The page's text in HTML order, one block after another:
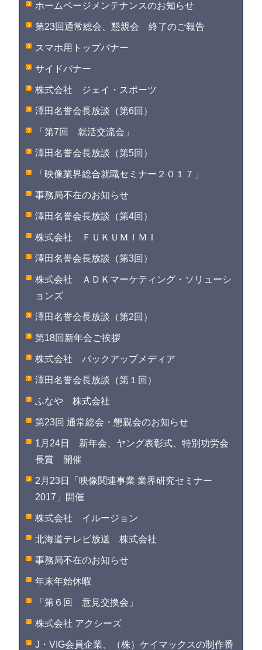
ホームページメンテナンスのお知らせ
第23回通常総会、懇親会 終了のご報告
スマホ用トップバナー
サイドバナー
株式会社 ジェイ・スポーツ
澤田名誉会長放談（第6回）
「第7回 就活交流会」
澤田名誉会長放談（第5回）
「映像業界総合就職セミナー２０１７」
事務局不在のお知らせ
澤田名誉会長放談（第4回）
株式会社 ＦＵＫＵＭＩＭＩ
澤田名誉会長放談（第3回）
株式会社 ＡＤＫマーケティング・ソリューシ
ョンズ
澤田名誉会長放談（第2回）
第18回新年会ご挨拶
株式会社 バックアップメディア
澤田名誉会長放談（第１回）
ふなや 株式会社
第23回 通常総会・懇親会のお知らせ
1月24日 新年会、ヤング表彰式、特別功労会
長賞 開催
2月23日「映像関連事業 業界研究セミナー
2017」開催
株式会社 イルージョン
北海道テレビ放送 株式会社
事務局不在のお知らせ
年末年始休暇
「第６回 意見交換会」
株式会社 アクシーズ
J・VIG会員企業、（株）ケイマックスの制作番